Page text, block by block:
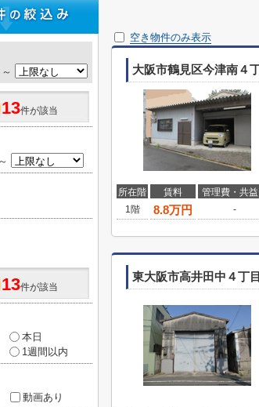
空き物件のみ表示
大阪市鶴見区今津南４
所在階 賃料 管理費・共
1階
8.8万円 -
東大阪市高井田中４丁
～
13件が該当
～
13件が該当
本日
1週間以内
動画あり